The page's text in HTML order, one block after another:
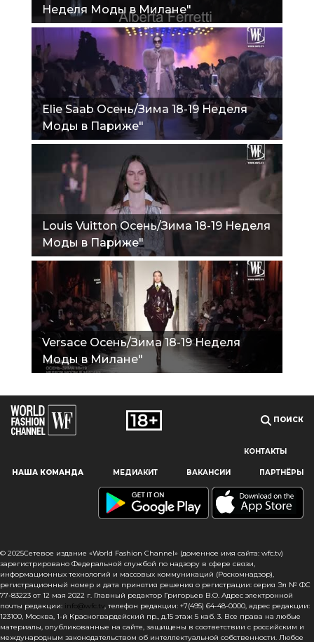
Наш сайт использует файлы cookie и похожие технологии,
пользователям, предоставляя персонализированную
информацию, запоминая предпочтения в области
сайта, вы подтверждаете свое согласие на использование
файлов cookie в соответствии с настоящим уведомлением
в отношении данного типа файлов. Если вы не согласны
с тем, чтобы мы использовали данный тип файлов,
то вы должны соответствующим образом установить
настройки вашего браузера или не использовать сайт wfc.tv
Неделя Моды в Милане"
Elie Saab Осень/Зима 18-19 Неделя
Моды в Париже"
Louis Vuitton Осень/Зима 18-19 Неделя
Моды в Париже"
Versace Осень/Зима 18-19 Неделя
Моды в Милане"
ПОИСК
КОНТАКТЫ
НАША КОМАНДА МЕДИАКИТ ВАКАНСИИ ПАРТНЁРЫ
© 2025Сетевое издание «World Fashion Channel» (доменное имя сайта: wfc.tv)
зарегистрировано Федеральной службой по надзору в сфере связи,
информационных технологий и массовых коммуникаций (Роскомнадзор),
регистрационный номер и дата принятия решения о регистрации: серия Эл № ФС
77-83223 от 12 мая 2022 г. Главный редактор Григорьев В.О. Адрес электронной
почты редакции: info@wfc.tv, телефон редакции: +7(495) 64-48-0000, адрес редакции:
123100, Москва, 1-й Красногвардейский пр., д.15 этаж 5 каб. 3. Все права на любые
материалы, опубликованные на сайте, защищены в соответствии с российским и
международным законодательством об интеллектуальной собственности. Любое